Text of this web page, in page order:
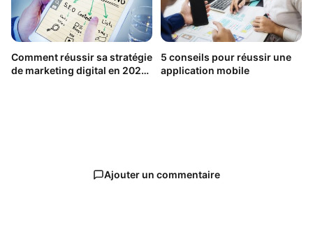
Comment réussir sa stratégie
de marketing digital en 2021
5 conseils pour réussir une
application mobile
Ajouter un commentaire